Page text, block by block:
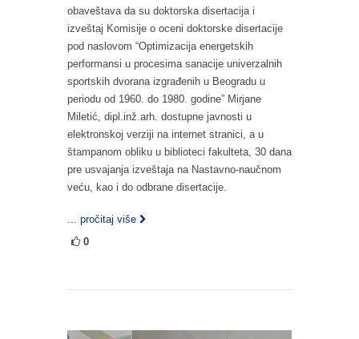
obaveštava da su doktorska disertacija i
izveštaj Komisije o oceni doktorske disertacije
pod naslovom “Optimizacija energetskih
performansi u procesima sanacije univerzalnih
sportskih dvorana izgrađenih u Beogradu u
periodu od 1960. do 1980. godine” Mirjane
Miletić, dipl.inž.arh. dostupne javnosti u
elektronskoj verziji na internet stranici, a u
štampanom obliku u biblioteci fakulteta, 30 dana
pre usvajanja izveštaja na Nastavno-naučnom
veću, kao i do odbrane disertacije.
... pročitaj više
0